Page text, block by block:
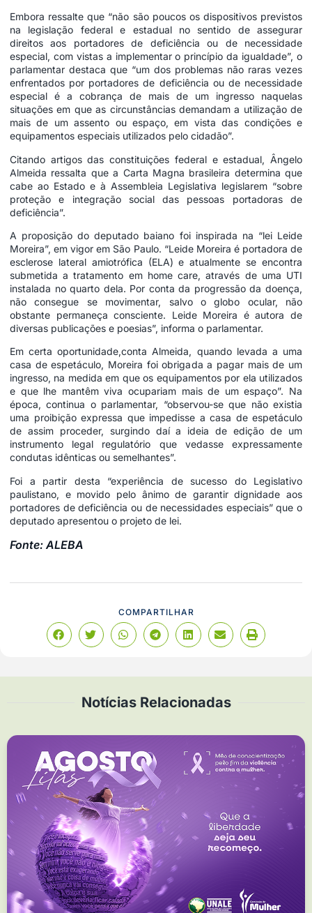
Embora ressalte que “não são poucos os dispositivos previstos
na legislação federal e estadual no sentido de assegurar
direitos aos portadores de deficiência ou de necessidade
especial, com vistas a implementar o princípio da igualdade”, o
parlamentar destaca que “um dos problemas não raras vezes
enfrentados por portadores de deficiência ou de necessidade
especial é a cobrança de mais de um ingresso naquelas
situações em que as circunstâncias demandam a utilização de
mais de um assento ou espaço, em vista das condições e
equipamentos especiais utilizados pelo cidadão”.
Citando artigos das constituições federal e estadual, Ângelo
Almeida ressalta que a Carta Magna brasileira determina que
cabe ao Estado e à Assembleia Legislativa legislarem “sobre
proteção e integração social das pessoas portadoras de
deficiência”.
A proposição do deputado baiano foi inspirada na “lei Leide
Moreira”, em vigor em São Paulo. “Leide Moreira é portadora de
esclerose lateral amiotrófica (ELA) e atualmente se encontra
submetida a tratamento em home care, através de uma UTI
instalada no quarto dela. Por conta da progressão da doença,
não consegue se movimentar, salvo o globo ocular, não
obstante permaneça consciente. Leide Moreira é autora de
diversas publicações e poesias”, informa o parlamentar.
Em certa oportunidade,conta Almeida, quando levada a uma
casa de espetáculo, Moreira foi obrigada a pagar mais de um
ingresso, na medida em que os equipamentos por ela utilizados
e que lhe mantêm viva ocupariam mais de um espaço”. Na
época, continua o parlamentar, “observou-se que não existia
uma proibição expressa que impedisse a casa de espetáculo
de assim proceder, surgindo daí a ideia de edição de um
instrumento legal regulatório que vedasse expressamente
condutas idênticas ou semelhantes”.
Foi a partir desta “experiência de sucesso do Legislativo
paulistano, e movido pelo ânimo de garantir dignidade aos
portadores de deficiência ou de necessidades especiais” que o
deputado apresentou o projeto de lei.
Fonte: ALEBA
COMPARTILHAR
Notícias Relacionadas